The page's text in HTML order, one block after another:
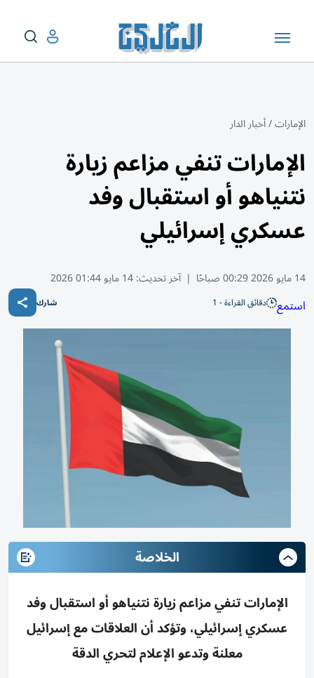
الإمارات/أخبار الدار
الإمارات تنفي مزاعم زيارة
نتنياهو أو استقبال وفد
عسكري إسرائيلي
14 مايو 2026 00:29 صباحًا | آخر تحديث:14 مايو 01:44 2026
استمع دقائق القراءة - 1 شارك
الخلاصة
الإمارات تنفي مزاعم زيارة نتنياهو أو استقبال وفد
عسكري إسرائيلي، وتؤكد أن العلاقات مع إسرائيل
معلنة وتدعو الإعلام لتحري الدقة